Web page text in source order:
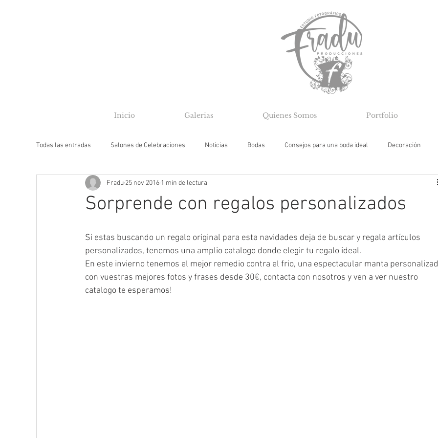
Inicio Galerias Quienes Somos Portfolio
Todas las entradas Salones de Celebraciones Noticias Bodas Consejos para una boda ideal Decoración
El video de tu Boda
Sorprende con regalos personalizados
Fradu 25 nov 2016 1 min de lectura
Si estas buscando un regalo original para esta navidades deja de buscar y regala artículos
personalizados, tenemos una amplio catalogo donde elegir tu regalo ideal.
En este invierno tenemos el mejor remedio contra el frio, una espectacular manta
con vuestras mejores fotos y frases desde 30€, contacta con nosotros y ven a ver nuestro
catalogo te esperamos!